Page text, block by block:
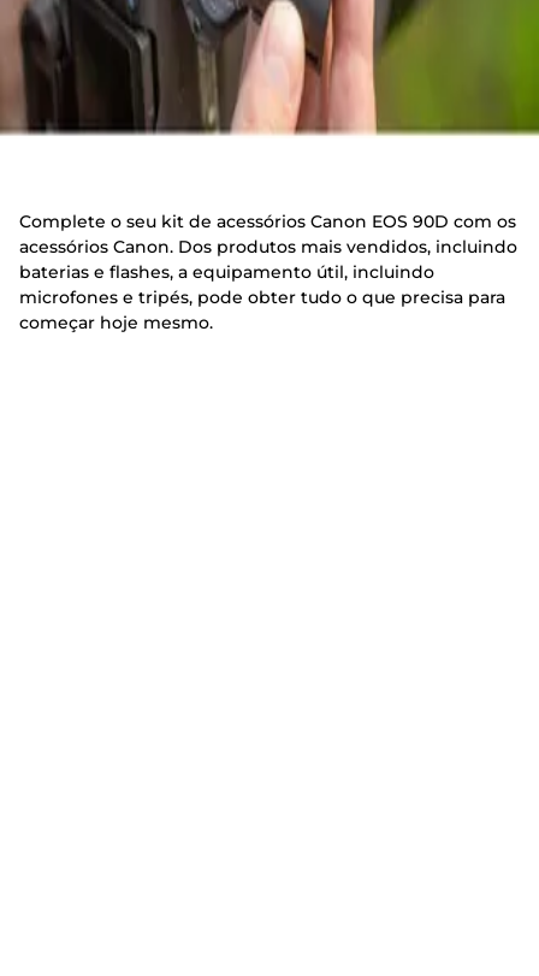
Complete o seu kit de acessórios Canon EOS 90D com os
acessórios Canon. Dos produtos mais vendidos, incluindo
baterias e flashes, a equipamento útil, incluindo
microfones e tripés, pode obter tudo o que precisa para
começar hoje mesmo.